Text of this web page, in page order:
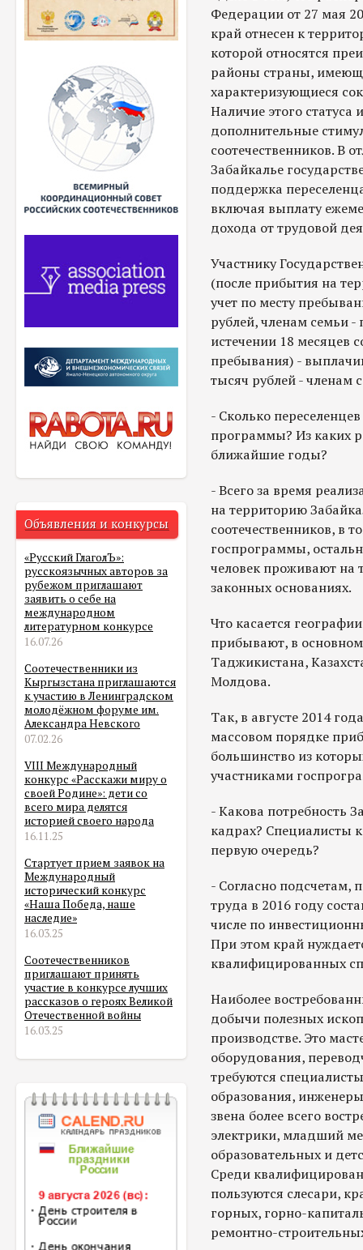
Объявления и конкурсы
«Русский ГлаголЪ»:
русскоязычных авторов за
рубежом приглашают
заявить о себе на
международном
литературном конкурсе
16.07.26
Соотечественники из
Кыргызстана приглашаются
к участию в Ленинградском
молодёжном форуме им.
Александра Невского
07.02.26
VIII Международный
конкурс «Расскажи миру о
своей Родине»: дети со
всего мира делятся
историей своего народа
16.11.25
Стартует прием заявок на
Международный
исторический конкурс
«Наша Победа, наше
наследие»
16.03.25
Соотечественников
приглашают принять
участие в конкурсе лучших
рассказов о героях Великой
Отечественной войны
16.03.25
Федерации от 27 мая
край отнесен к
которой относятся
районы страны,
характеризующиеся
Наличие этого статуса
дополнительные
соотечественников. В
Забайкалье
поддержка
включая выплату
дохода от трудовой
Участнику
(после прибытия на
учет по месту
рублей, членам семьи -
истечении 18 месяцев
пребывания) -
тысяч рублей - членам
- Сколько
программы? Из каких
ближайшие годы?
- Всего за время
на территорию
соотечественников, в
госпрограммы,
человек проживают на
законных основаниях.
Что касается
прибывают, в
Таджикистана,
Молдова.
Так, в августе 2014
массовом порядке
большинство из
участниками
- Какова потребность
кадрах? Специалисты
первую очередь?
- Согласно подсчетам,
труда в 2016 году
числе по
При этом край
квалифицированных
Наиболее
добычи полезных
производстве. Это
оборудования,
требуются
образования,
звена более всего
электрики, младший
образовательных и
Среди
пользуются слесари,
горных, горно-
ремонтно-